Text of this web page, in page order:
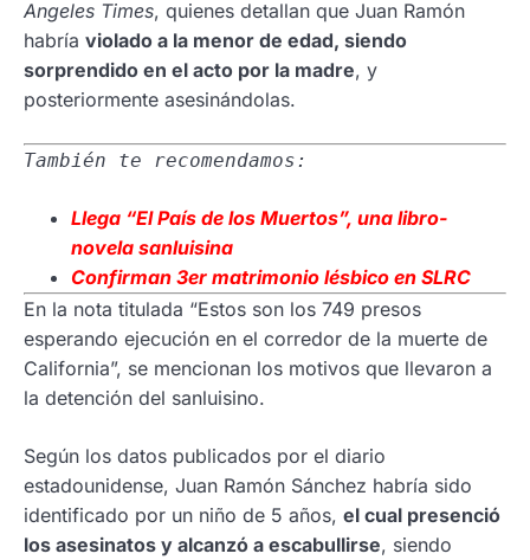
Angeles Times, quienes detallan que Juan Ramón
habría violado a la menor de edad, siendo
sorprendido en el acto por la madre, y
posteriormente asesinándolas.
También te recomendamos:
Llega “El País de los Muertos”, una libro-
novela sanluisina
Confirman 3er matrimonio lésbico en SLRC
En la nota titulada “Estos son los 749 presos
esperando ejecución en el corredor de la muerte de
California”, se mencionan los motivos que llevaron a
la detención del sanluisino.
Según los datos publicados por el diario
estadounidense, Juan Ramón Sánchez habría sido
identificado por un niño de 5 años, el cual presenció
los asesinatos y alcanzó a escabullirse, siendo